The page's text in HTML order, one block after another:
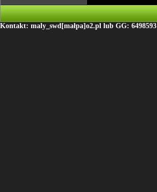
Kontakt: maly_swd[małpa]o2.pl lub GG: 6498593